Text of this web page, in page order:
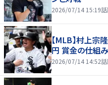
2026/07/14 15:19
【MLB】村上
円 賞金の仕組
2026/07/14 14:52